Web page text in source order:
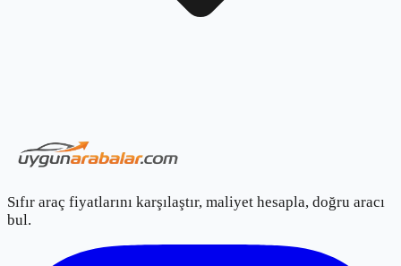
Sıfır araç fiyatlarını karşılaştır, maliyet hesapla, doğru aracı
bul.